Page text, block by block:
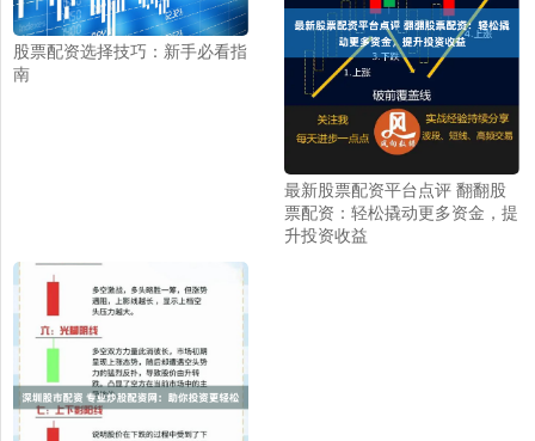
股票配资选择技巧：新手必看指
南
最新股票配资平台点评 翻翻股
票配资：轻松撬动更多资金，提
升投资收益